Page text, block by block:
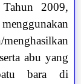
2009,
abu yang
bara di